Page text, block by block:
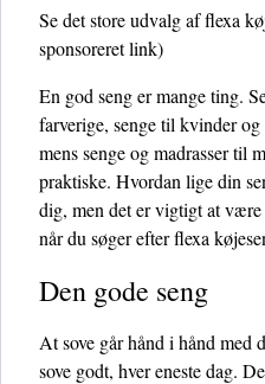
Se det store udvalg af flexa
sponsoreret link)
En god seng er mange ting.
farverige, senge til kvinder
mens senge og madrasser til
praktiske. Hvordan lige din
dig, men det er vigtigt at
når du søger efter flexa
Den gode seng
At sove går hånd i hånd med
sove godt, hver eneste dag.